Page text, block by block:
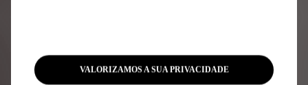
VALORIZAMOS A SUA PRIVACIDADE